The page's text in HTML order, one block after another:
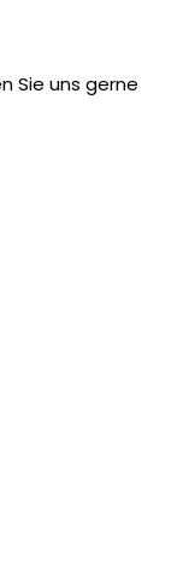
Sie uns gerne